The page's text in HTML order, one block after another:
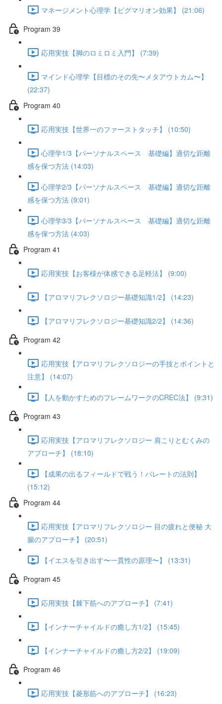
マネージメント心理学【ピグマリオン効果】 (21:06)
Program 39
応用実技【脚のロミロミ入門】 (7:39)
マインド心理学【目標のその先〜メタアウトカム〜】
(22:37)
Program 40
応用実技【世界一のファーストタッチ】 (10:50)
心理学1/3【パーソナルスペース 基礎編】適切な距離
感を保つ方法 (14:03)
心理学2/3【パーソナルスペース 基礎編】適切な距離
感を保つ方法 (9:01)
心理学3/3【パーソナルスペース 基礎編】適切な距離
感を保つ方法 (4:03)
Program 41
応用実技【お客様が体感できる足軽法】 (9:00)
【アロマリフレクソロジー基礎知識1/2】 (14:23)
【アロマリフレクソロジー基礎知識2/2】 (14:36)
Program 42
応用実技【アロマリフレクソロジーの手技とポイントと
注意】 (14:07)
【人を動かすためのフレームワークのCREC法】 (9:31)
Program 43
応用実技【アロマリフレクソロジー 肩こりとむくみの
アプローチ】 (18:10)
【成果の出るフィールドで戦う！パレートの法則】
(15:12)
Program 44
応用実技【アロマリフレクソロジー 目の疲れと便秘 大
腸のアプローチ】 (20:51)
【イエスを引き出す〜一貫性の原理〜】 (13:31)
Program 45
応用実技【棘下筋へのアプローチ】 (7:41)
【インナーチャイルドの癒し方1/2】 (15:45)
【インナーチャイルドの癒し方2/2】 (19:09)
Program 46
応用実技【菱形筋へのアプローチ】 (16:23)